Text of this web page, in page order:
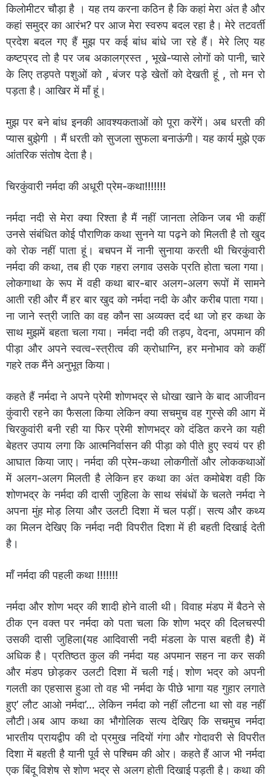
किलोमीटर चौड़ा है । यह तय करना कठिन है कि कहां मेरा अंत है और
कहां समुद्र का आरंभ? पर आज मेरा स्वरुप बदल रहा है। मेरे तटवर्ती
प्रदेश बदल गए हैं मुझ पर कई बांध बांधे जा रहे हैं। मेरे लिए यह
कष्टप्रद तो है पर जब अकालग्रस्त , भूखे-प्यासे लोगों को पानी, चारे
के लिए तड़पते पशुओं को , बंजर पड़े खेतों को देखती हूं , तो मन रो
पड़ता है। आखिर में माँ हूं।
मुझ पर बने बांध इनकी आवश्यकताओं को पूरा करेंगें। अब धरती की
प्यास बुझेगी । मैं धरती को सुजला सुफला बनाऊंगी। यह कार्य मुझे एक
आंतरिक संतोष देता है।
चिरकुंवारी नर्मदा की अधूरी प्रेम-कथा!!!!!!!
नर्मदा नदी से मेरा क्या रिश्ता है मैं नहीं जानता लेकिन जब भी कहीं
उनसे संबंधित कोई पौराणिक कथा सुनने या पढ़ने को मिलती है तो खुद
को रोक नहीं पाता हूं। बचपन में नानी सुनाया करती थी चिरकुंवारी
नर्मदा की कथा, तब ही एक गहरा लगाव उसके प्रति होता चला गया।
लोकगाथा के रूप में वही कथा बार-बार अलग-अलग रूपों में सामने
आती रही और मैं हर बार खुद को नर्मदा नदी के और करीब पाता गया।
ना जाने स्त्री जाति का वह कौन सा अव्यक्त दर्द था जो हर कथा के
साथ मुझमें बहता चला गया। नर्मदा नदी की तड़प, वेदना, अपमान की
पीड़ा और अपने स्वत्व-स्त्रीत्व की क्रोधाग्नि, हर मनोभाव को कहीं
गहरे तक मैंने अनुभूत किया।
कहते हैं नर्मदा ने अपने प्रेमी शोणभद्र से धोखा खाने के बाद आजीवन
कुंवारी रहने का फैसला किया लेकिन क्या सचमुच वह गुस्से की आग में
चिरकुवांरी बनी रही या फिर प्रेमी शोणभद्र को दंडित करने का यही
बेहतर उपाय लगा कि आत्मनिर्वासन की पीड़ा को पीते हुए स्वयं पर ही
आघात किया जाए। नर्मदा की प्रेम-कथा लोकगीतों और लोककथाओं
में अलग-अलग मिलती है लेकिन हर कथा का अंत कमोबेश वही कि
शोणभद्र के नर्मदा की दासी जुहिला के साथ संबंधों के चलते नर्मदा ने
अपना मुंह मोड़ लिया और उलटी दिशा में चल पड़ीं। सत्य और कथ्य
का मिलन देखिए कि नर्मदा नदी विपरीत दिशा में ही बहती दिखाई देती
है।
माँ नर्मदा की पहली कथा !!!!!!!
नर्मदा और शोण भद्र की शादी होने वाली थी। विवाह मंडप में बैठने से
ठीक एन वक्त पर नर्मदा को पता चला कि शोण भद्र की दिलचस्पी
उसकी दासी जुहिला(यह आदिवासी नदी मंडला के पास बहती है) में
अधिक है। प्रतिष्ठत कुल की नर्मदा यह अपमान सहन ना कर सकी
और मंडप छोड़कर उलटी दिशा में चली गई। शोण भद्र को अपनी
गलती का एहसास हुआ तो वह भी नर्मदा के पीछे भागा यह गुहार लगाते
हुए’ लौट आओ नर्मदा’… लेकिन नर्मदा को नहीं लौटना था सो वह नहीं
लौटी।अब आप कथा का भौगोलिक सत्य देखिए कि सचमुच नर्मदा
भारतीय प्रायद्वीप की दो प्रमुख नदियों गंगा और गोदावरी से विपरीत
दिशा में बहती है यानी पूर्व से पश्चिम की ओर। कहते हैं आज भी नर्मदा
एक बिंदू विशेष से शोण भद्र से अलग होती दिखाई पड़ती है। कथा की